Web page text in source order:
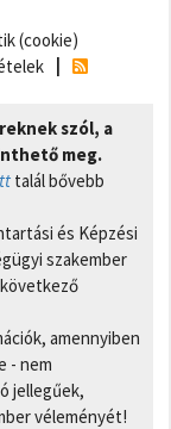
(cookie)
szól, a
meg.
talál bővebb
és Képzési
szakember
amennyiben
- nem
jellegűek,
véleményét!